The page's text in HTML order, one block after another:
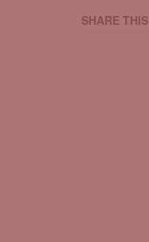
SHARE THIS